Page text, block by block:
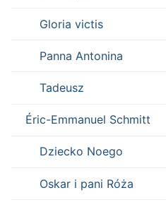
Gloria victis
Panna Antonina
Tadeusz
Éric-Emmanuel Schmitt
Dziecko Noego
Oskar i pani Róża